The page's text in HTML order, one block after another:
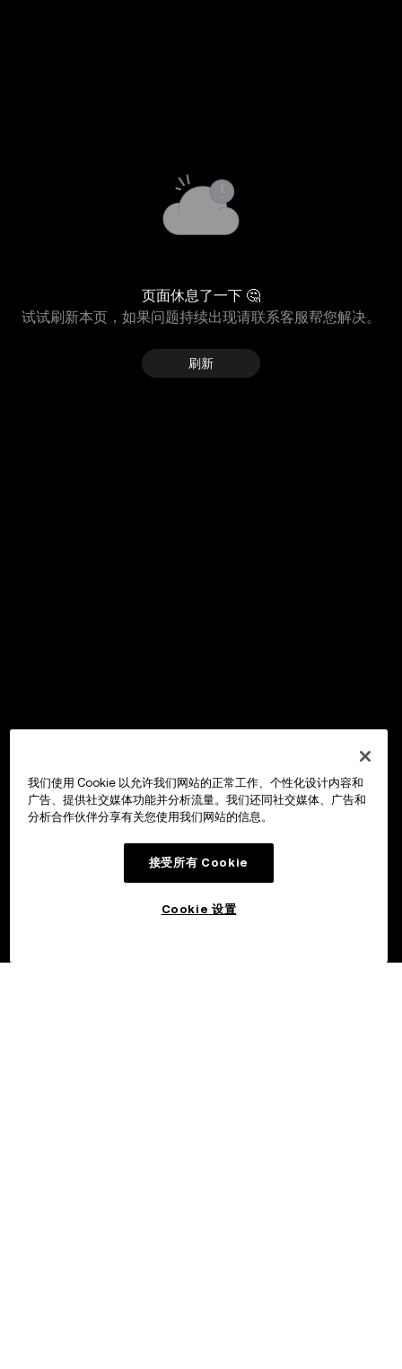
页面休息了一下 🤔
试试刷新本页，如果问题持续出现请联系客服帮您解决。
刷新
我们使用 Cookie 以允许我们网站的正常工作、个性化设计内容和
广告、提供社交媒体功能并分析流量。我们还同社交媒体、广告和
分析合作伙伴分享有关您使用我们网站的信息。
接受所有 Cookie
Cookie 设置